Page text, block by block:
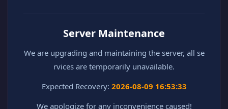
Server Maintenance
We are upgrading and maintaining the server, all se
rvices are temporarily unavailable.
Expected Recovery: 2026-08-09 16:53:33
We apologize for any inconvenience caused!